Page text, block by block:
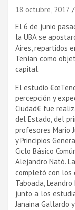
18 octubre, 2017
El 6 de junio
la UBA se
Aires, repartidos
Tení­an como
capital.
El estudio
percepción y
Ciudad€ fue
del Estado, del
profesores Mario
y Principios
Ciclo Básico
Alejandro Nató.
completó con los
Taboada,
junto a los
Janaina Gallardo